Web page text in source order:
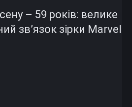
– 59 років: велике
зв’язок зірки Marvel